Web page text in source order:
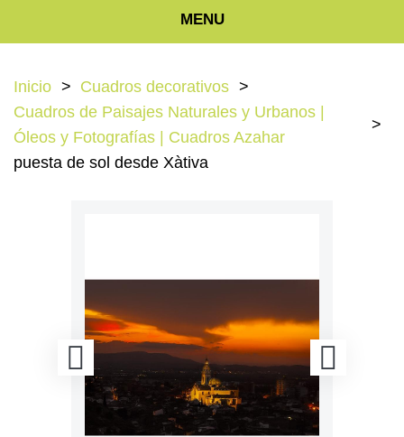
MENU
Inicio
Cuadros decorativos
Cuadros de Paisajes Naturales y Urbanos |
Óleos y Fotografías | Cuadros Azahar
puesta de sol desde Xàtiva